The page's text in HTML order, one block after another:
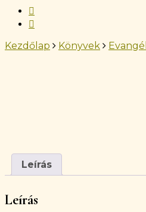
Kezdőlap Könyvek
Leírás
Leírás